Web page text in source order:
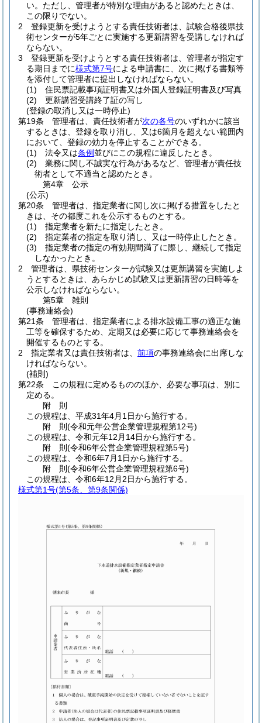
い。 ただし、管理者が特別な理由があると認めたときは、
この限りでない。
2
登録更新を受けようとする責任技術者は、試験合格後県技
術センターが5年ごとに実施する更新講習を受講しなければ
ならない。
3
登録更新を受けようとする責任技術者は、管理者が指定す
る期日までに様式第7号による申請書に、次に掲げる書類等
を添付して管理者に提出しなければならない。
(1)
住民票記載事項証明書又は外国人登録証明書及び写真
(2)
更新講習受講終了証の写し
(登録の取消し又は一時停止)
第19条
管理者は、責任技術者が次の各号のいずれかに該当
するときは、登録を取り消し、又は6箇月を超えない範囲内
において、登録の効力を停止することができる。
(1)
法令又は条例 並びにこの規程に違反したとき。
(2)
業務に関し不誠実な行為があるなど、管理者が責任技
術者として不適当と認めたとき。
第4章
公示
(公示)
第20条
管理者は、指定業者に関し次に掲げる措置をしたと
きは、その都度これを公示するものとする。
(1)
指定業者を新たに指定したとき。
(2)
指定業者の指定を取り消し、又は一時停止したとき。
(3)
指定業者の指定の有効期間満了に際し、継続して指定
しなかったとき。
2
管理者は、県技術センターが試験又は更新講習を実施しよ
うとするときは、あらかじめ試験又は更新講習の日時等を
公示しなければならない。
第5章
雑則
(事務連絡会)
第21条
管理者は、指定業者による排水設備工事の適正な施
工等を確保するため、定期又は必要に応じて事務連絡会を
開催するものとする。
2
指定業者又は責任技術者は、 前項の事務連絡会に出席しな
ければならない。
(補則)
第22条
この規程に定めるもののほか、必要な事項は、別に
定める。
附 則
この規程は、平成31年4月1日から施行する。
附 則(令和元年公営企業管理規程第12号)
この規程は、令和元年12月14日から施行する。
附 則(令和6年公営企業管理規程第5号)
この規程は、令和6年7月1日から施行する。
附 則(令和6年公営企業管理規程第6号)
この規程は、令和6年12月2日から施行する。
様式第1号(第5条、第9条関係)